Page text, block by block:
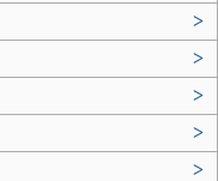
>
>
>
>
>